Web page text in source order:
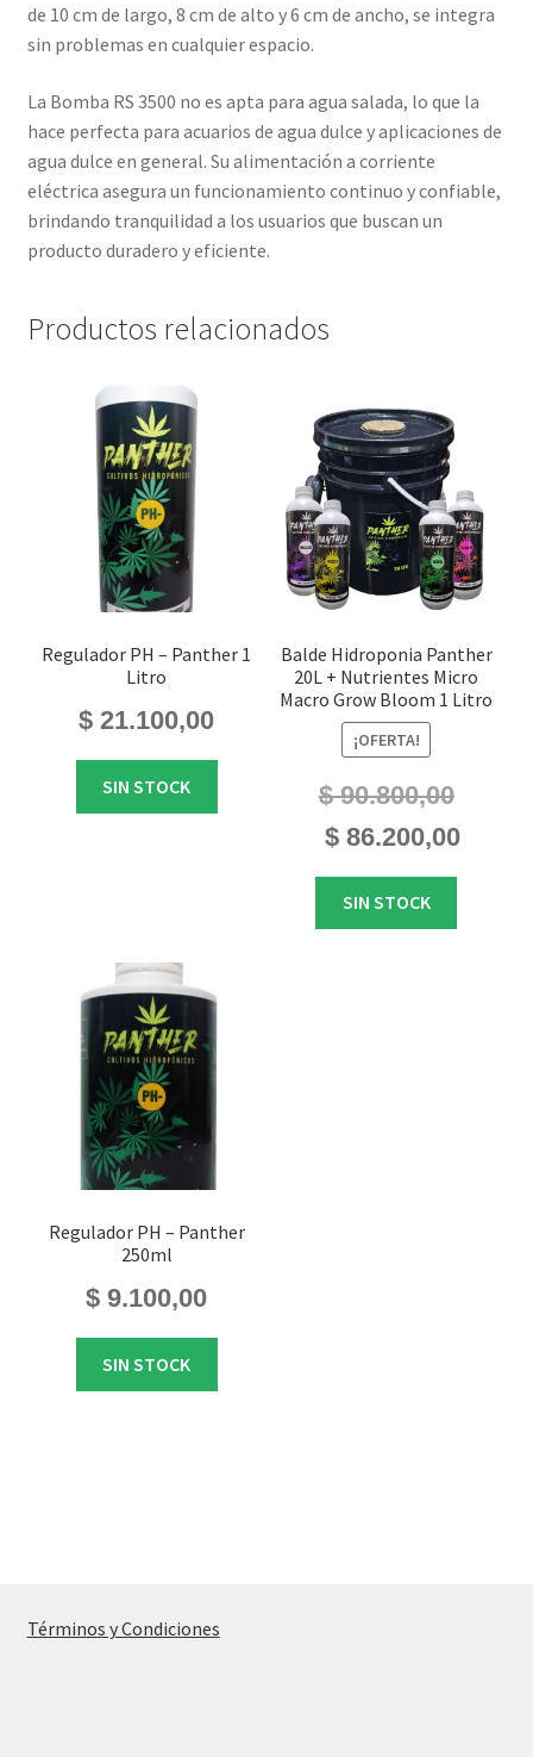
de 10 cm de largo, 8 cm de alto y 6 cm de ancho, se integra
sin problemas en cualquier espacio.
La Bomba RS 3500 no es apta para agua salada, lo que la
hace perfecta para acuarios de agua dulce y aplicaciones de
agua dulce en general. Su alimentación a corriente
eléctrica asegura un funcionamiento continuo y confiable,
brindando tranquilidad a los usuarios que buscan un
producto duradero y eficiente.
Productos relacionados
Regulador PH – Panther 1
Litro
$ 21.100,00
SIN STOCK
Balde Hidroponia Panther
20L + Nutrientes Micro
Macro Grow Bloom 1 Litro
¡OFERTA!
$90.800,00
El$86.200,00El
SIN STOCK
Regulador PH – Panther
250ml
$ 9.100,00
SIN STOCK
Términos y Condiciones